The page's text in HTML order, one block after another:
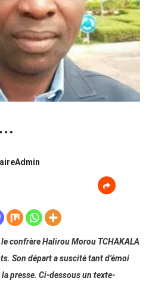
confrère Halirou Morou TCHAKALA
Son départ a suscité tant d’émoi
presse. Ci-dessous un texte-